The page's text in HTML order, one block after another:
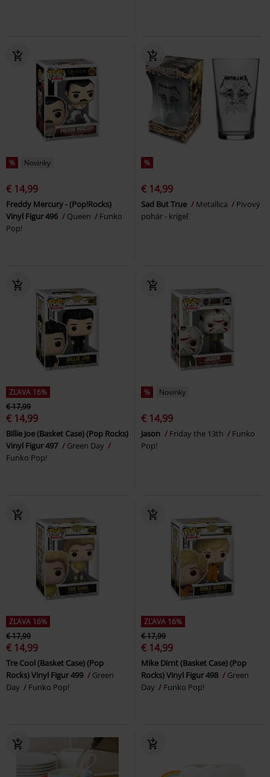
% Novinky
€ 14,99
Freddy Mercury - (Pop!Rocks)
Vinyl Figur 496
Queen
Funko
Pop!
%
€ 14,99
Sad But True Metallica
Pivový
pohár - krígeľ
ZĽAVA 16%
€ 17,99
€ 14,99
Billie Joe (Basket Case) (Pop Rocks)
Vinyl Figur 497
Green Day
Funko Pop!
% Novinky
€ 14,99
Jason Friday the 13th
Funko
Pop!
ZĽAVA 16%
€ 17,99
€ 14,99
Tre Cool (Basket Case) (Pop
Rocks) Vinyl Figur 499
Green
Day
Funko Pop!
ZĽAVA 16%
€ 17,99
€ 14,99
Mike Dirnt (Basket Case) (Pop
Rocks) Vinyl Figur 498
Green
Day
Funko Pop!